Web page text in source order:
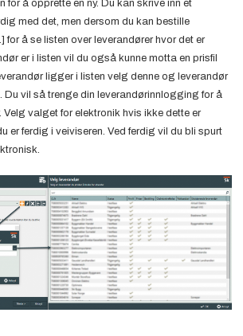
for å opprette en ny. Du kan skrive inn et
med det, men dersom du kan bestille
å se listen over leverandører hvor det er
er i listen vil du også kunne motta en prisfil
ligger i listen velg denne og leverandør
Du vil så trenge din leverandørinnlogging for å
Velg valget for elektronik hvis ikke dette er
er ferdig i veiviseren. Ved ferdig vil du bli spurt